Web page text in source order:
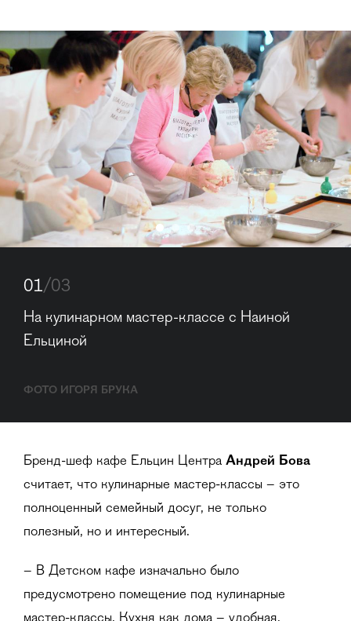
01/03
На кулинарном мастер-классе с Наиной
Ельциной
ФОТО ИГОРЯ БРУКА
Бренд-шеф кафе Ельцин Центра Андрей Бова
считает, что кулинарные мастер-классы – это
полноценный семейный досуг, не только
полезный, но и интересный.
– В Детском кафе изначально было
предусмотрено помещение под кулинарные